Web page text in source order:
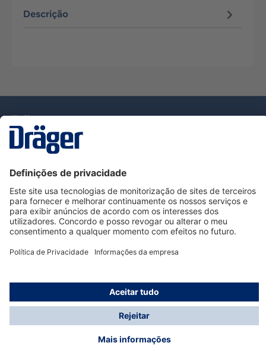
Descrição
Serviço de Apoio ao Cliente Dräger
Utilização da loja
Informações
© Dräger Portugal, Lda, 2024
* Todos os preços excl. IVA mais
possíveis taxas de entrega, se não for indicado o